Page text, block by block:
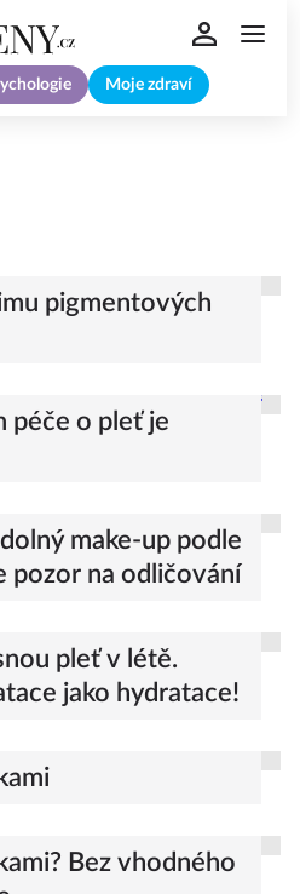
Moje zdraví
pigmentových
péče o pleť je
make-up podle
pozor na odličování
pleť v létě.
jako hydratace!
Bez vhodného